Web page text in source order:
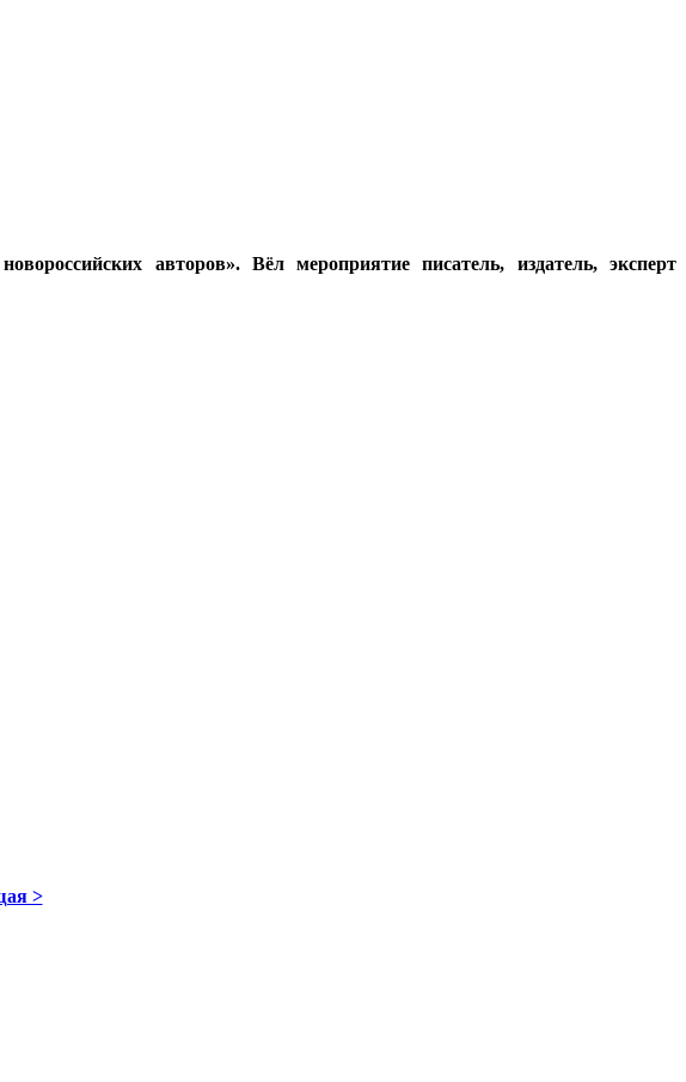
авторов». Вёл мероприятие писатель, издатель, эксперт
>